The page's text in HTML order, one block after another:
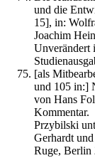
und die
15], in:
Joachim
Unverändert
[als
und 105 in:]
von Hans
Kommentar.
Przybilski
Gerhardt
Ruge, Berlin